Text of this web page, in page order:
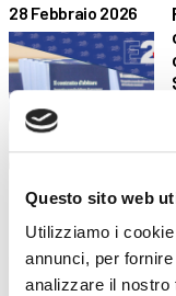
Questo sito web
Utilizziamo i
annunci, per
analizzare il nostro
28 Febbraio 2026
18 Febbraio 2026